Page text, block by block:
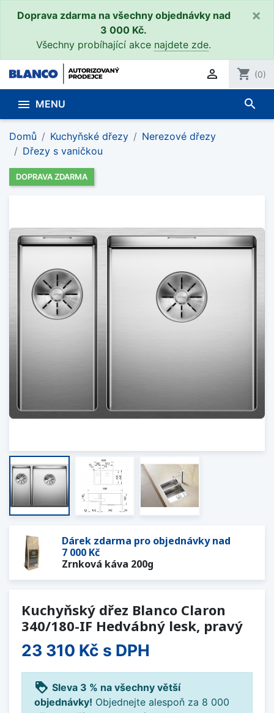
Doprava zdarma na všechny objednávky nad
3 000 Kč.
Všechny probíhající akce najdete zde.
×
 shopping_cart (0)
 MENU search
Domů Kuchyňské dřezy
Nerezové dřezy
Dřezy s vaničkou
DOPRAVA ZDARMA
Dárek zdarma pro objednávky nad
7 000 Kč
Zrnková káva 200g
Kuchyňský dřez Blanco Claron
340/180-IF Hedvábný lesk, pravý
23 310 Kč s DPH
loyalty Sleva 3 % na všechny větší
objednávky! Objednejte alespoň za 8 000